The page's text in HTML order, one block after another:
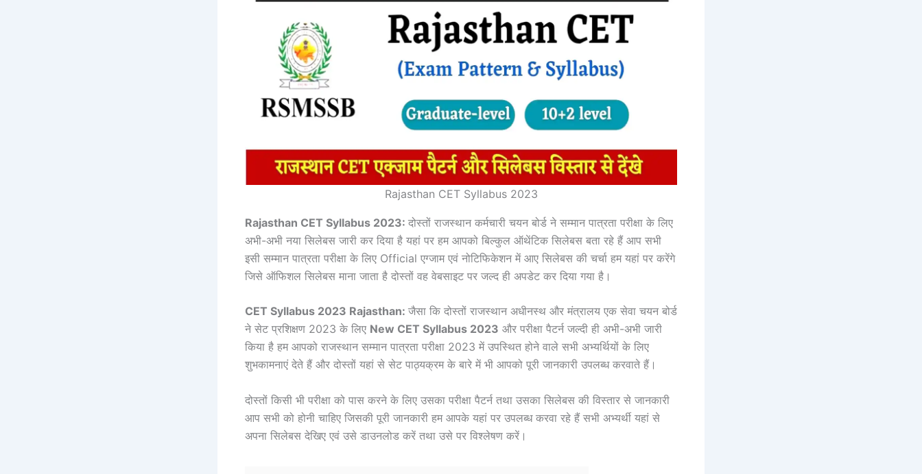
Rajasthan CET Syllabus 2023
Rajasthan CET Syllabus 2023: दोस्तों राजस्थान कर्मचारी चयन बोर्ड ने सम्मान पात्रता परीक्षा के लिए
अभी-अभी नया सिलेबस जारी कर दिया है यहां पर हम आपको बिल्कुल ऑथेंटिक सिलेबस बता रहे हैं आप सभी
इसी सम्मान पात्रता परीक्षा के लिए Official एग्जाम एवं नोटिफिकेशन में आए सिलेबस की चर्चा हम यहां पर करेंगे
जिसे ऑफिशल सिलेबस माना जाता है दोस्तों वह वेबसाइट पर जल्द ही अपडेट कर दिया गया है।
CET Syllabus 2023 Rajasthan: जैसा कि दोस्तों राजस्थान अधीनस्थ और मंत्रालय एक सेवा चयन बोर्ड
ने सेट प्रशिक्षण 2023 के लिए New CET Syllabus 2023 और परीक्षा पैटर्न जल्दी ही अभी-अभी जारी
किया है हम आपको राजस्थान सम्मान पात्रता परीक्षा 2023 में उपस्थित होने वाले सभी अभ्यर्थियों के लिए
शुभकामनाएं देते हैं और दोस्तों यहां से सेट पाठ्यक्रम के बारे में भी आपको पूरी जानकारी उपलब्ध करवाते हैं।
दोस्तों किसी भी परीक्षा को पास करने के लिए उसका परीक्षा पैटर्न तथा उसका सिलेबस की विस्तार से जानकारी
आप सभी को होनी चाहिए जिसकी पूरी जानकारी हम आपके यहां पर उपलब्ध करवा रहे हैं सभी अभ्यर्थी यहां से
अपना सिलेबस देखिए एवं उसे डाउनलोड करें तथा उसे पर विश्लेषण करें।